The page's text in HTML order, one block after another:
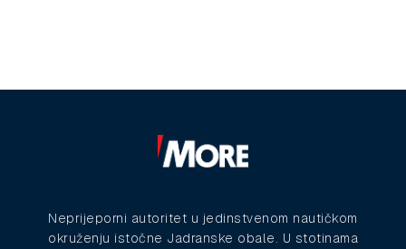
Neprijeporni autoritet u jedinstvenom nautičkom
okruženju istočne Jadranske obale. U stotinama